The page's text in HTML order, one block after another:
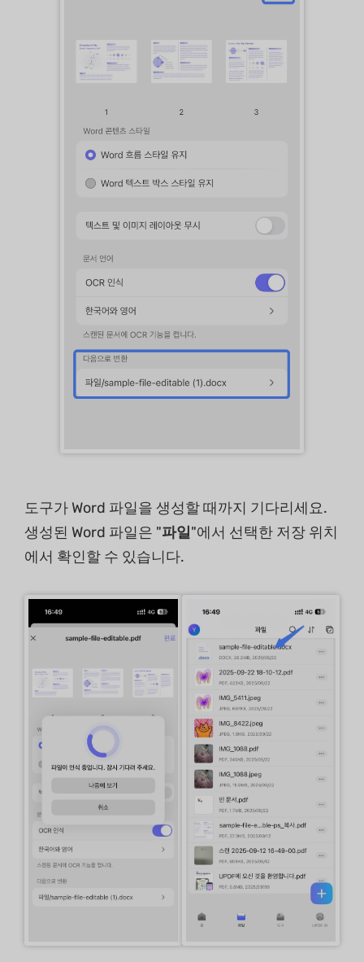
도구가 Word 파일을 생성할 때까지 기다리세요.
생성된 Word 파일은 "파일"에서 선택한 저장 위치
에서 확인할 수 있습니다.